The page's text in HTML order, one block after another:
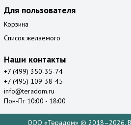
Для пользователя
Корзина
Список желаемого
Наши контакты
+7 (499) 350-35-74
+7 (495) 109-38-45
info@teradom.ru
Пон-Пт 10:00 - 18:00
ООО «Терадом» © 2018–2026.